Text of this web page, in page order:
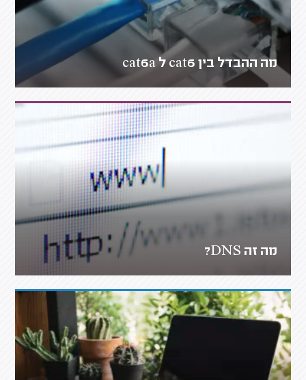
מה ההבדל בין cat6 ל cat6a
מה זה DNS?